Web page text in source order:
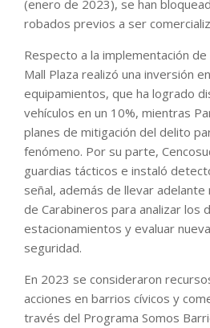
(enero de 2023), se han
robados previos a ser
Respecto a la implementación
Mall Plaza realizó una inversión
equipamientos, que ha logrado
vehículos en un 10%, mientras
planes de mitigación del delito
fenómeno. Por su parte,
guardias tácticos e instaló
señal, además de llevar adelante
de Carabineros para analizar los
estacionamientos y evaluar
seguridad.
En 2023 se consideraron
acciones en barrios cívicos y
través del Programa Somos